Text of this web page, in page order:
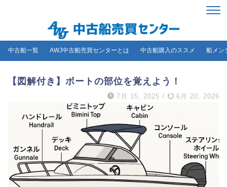
中古船一覧 AWJ中古船売買センターとは 中古船購入のススメ 船メン
【図解付き】ボートの部位を覚えよう！
7月 15, 2025 / 6月 20, 2026